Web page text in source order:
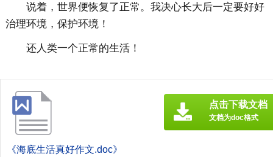
说着，世界便恢复了正常。我决心长大后一定要好好
治理环境，保护环境！
还人类一个正常的生活！
《海底生活真好作文.doc》
点击下载文档
文档为doc格式